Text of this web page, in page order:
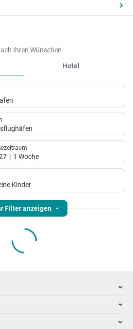
Ihren Wünschen
Hotel
1 Woche
Kinder
Filter anzeigen